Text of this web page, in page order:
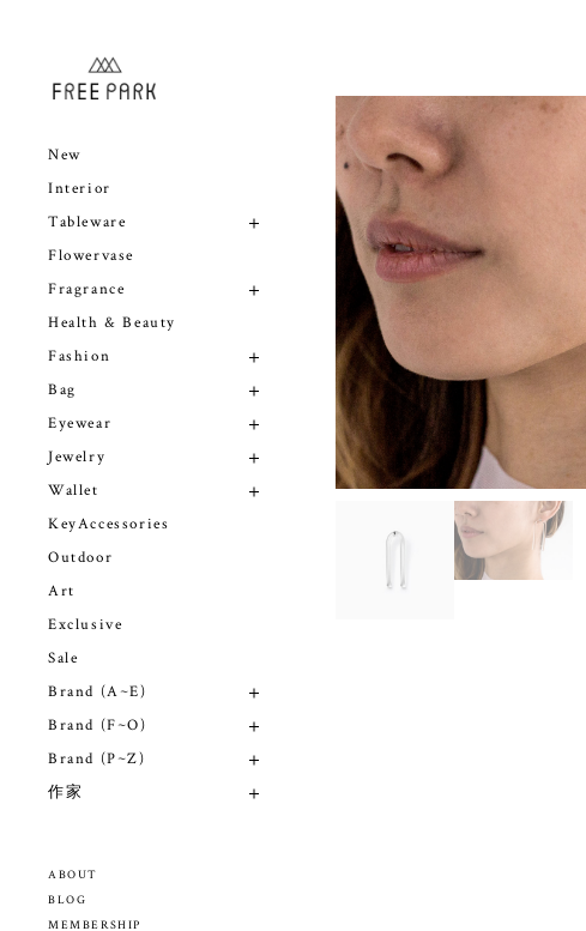
New
Interior
Tableware
Flowervase
Fragrance
Health & Beauty
Fashion
Bag
Eyewear
Jewelry
Wallet
KeyAccessories
Outdoor
Art
Exclusive
Sale
Brand (A~E)
Brand (F~O)
Brand (P~Z)
作家
ABOUT
BLOG
MEMBERSHIP